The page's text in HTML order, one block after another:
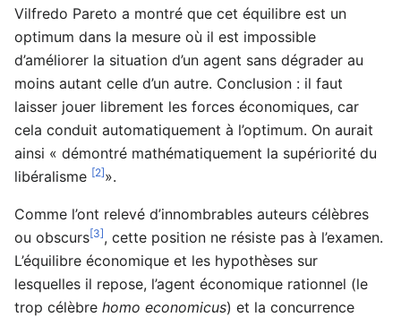
Vilfredo Pareto a montré que cet équilibre est un
optimum dans la mesure où il est impossible
d’améliorer la situation d’un agent sans dégrader au
moins autant celle d’un autre. Conclusion : il faut
laisser jouer librement les forces économiques, car
cela conduit automatiquement à l’optimum. On aurait
ainsi « démontré mathématiquement la supériorité du
libéralisme [2]».
Comme l’ont relevé d’innombrables auteurs célèbres
ou obscurs[3], cette position ne résiste pas à l’examen.
L’équilibre économique et les hypothèses sur
lesquelles il repose, l’agent économique rationnel (le
trop célèbre homo economicus) et la concurrence